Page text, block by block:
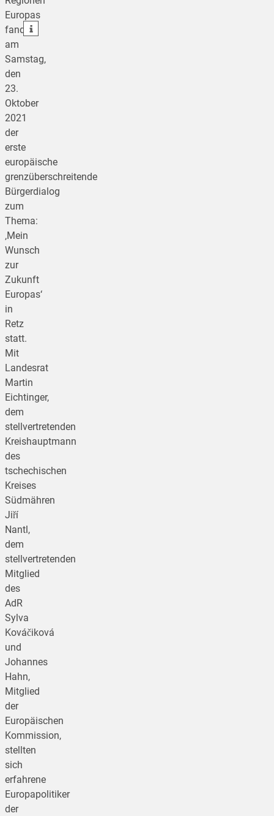
Europas
fand
am
Samstag,
den
23.
Oktober
2021
der
erste
europäische
grenzüberschreitende
Bürgerdialog
zum
Thema:
‚Mein
Wunsch
zur
Zukunft
Europas‘
in
Retz
statt.
Mit
Landesrat
Martin
Eichtinger,
dem
stellvertretenden
Kreishauptmann
des
tschechischen
Kreises
Südmähren
Jiří
Nantl,
dem
stellvertretenden
Mitglied
des
AdR
Sylva
Kováčiková
und
Johannes
Hahn,
Mitglied
der
Europäischen
Kommission,
stellten
sich
erfahrene
Europapolitiker
der
teilen
teilen